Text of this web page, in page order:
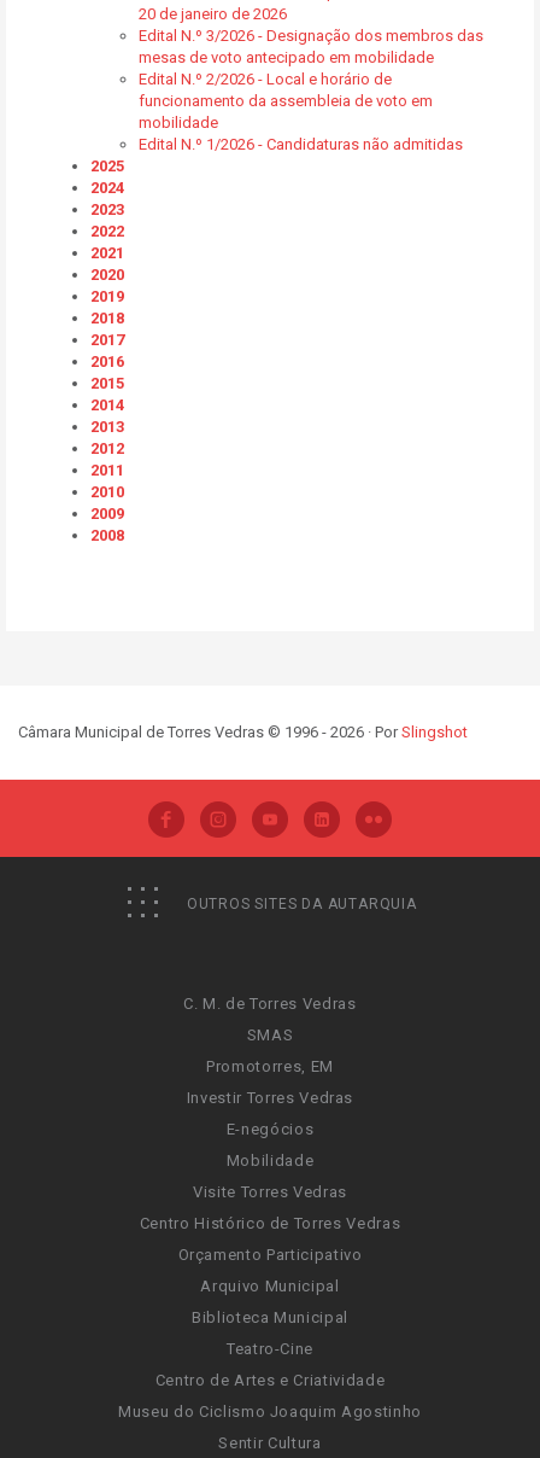
20 de janeiro de 2026
Edital N.º 3/2026 - Designação dos membros das
mesas de voto antecipado em mobilidade
Edital N.º 2/2026 - Local e horário de
funcionamento da assembleia de voto em
mobilidade
Edital N.º 1/2026 - Candidaturas não admitidas
2025
2024
2023
2022
2021
2020
2019
2018
2017
2016
2015
2014
2013
2012
2011
2010
2009
2008
Câmara Municipal de Torres Vedras © 1996 - 2026 · PorSlingshot
OUTROS SITES DA AUTARQUIA
C. M. de Torres Vedras
SMAS
Promotorres, EM
Investir Torres Vedras
E-negócios
Mobilidade
Visite Torres Vedras
Centro Histórico de Torres Vedras
Orçamento Participativo
Arquivo Municipal
Biblioteca Municipal
Teatro-Cine
Centro de Artes e Criatividade
Museu do Ciclismo Joaquim Agostinho
Sentir Cultura